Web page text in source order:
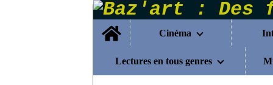
Home
Cinéma
Lectures en tous genres